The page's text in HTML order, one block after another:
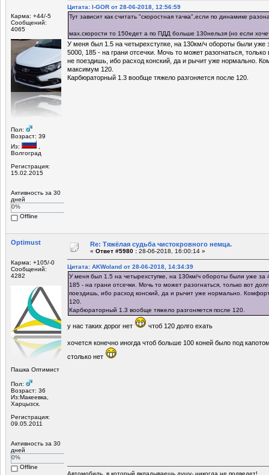
Карма: +44/-5
Сообщений:
4065
Пол:
Возраст: 39
Из:
Волгоград
Регистрация:
15.02.2015
Активность за 30
дней
0%
Offline
Цитата: I-GOR от 28-06-2018, 12:56:59
Тут зависит как считать "скоростная тачка",если по динамике
мах.скорости то 150едет а по ПДД больше 130нельзя (но если
У меня был 1.5 на четырехступке, на 130км/ч обороты были уже
5000, 185 - на грани отсечки. Мочь то может разогнаться, только
не поездишь, ибо расход конский, да и рычит уже нормально.
максимум 120.
Карбюраторный 1.3 вообще тяжело разгоняется после 120.
Optimust
Карма: +105/-0
Сообщений:
4282
Пашка Оптимист
Пол:
Возраст: 36
Из:Макеевка,
Харцызск.
Регистрация:
09.05.2011
Активность за 30
дней
0%
Offline
Re: Тяжёлая судьба чистокровного немца.
« Ответ #5980 : 28-06-2018, 16:00:14 »
Цитата: AKWoland от 28-06-2018, 14:34:39
У меня был 1.5 на четырехступке, на 130км/ч обороты были уже
185 - на грани отсечки. Мочь то может разогнаться, только вот
поездишь, ибо расход конский, да и рычит уже нормально.
120.
Карбюраторный 1.3 вообще тяжело разгоняется после 120.
у нас таких дорог нет чтоб 120 долго ехать
хочется конечно иногда чтоб больше 100 коней было под
столько нет
Автомобиль, в который вкладываешь душу- никогда не подведет!